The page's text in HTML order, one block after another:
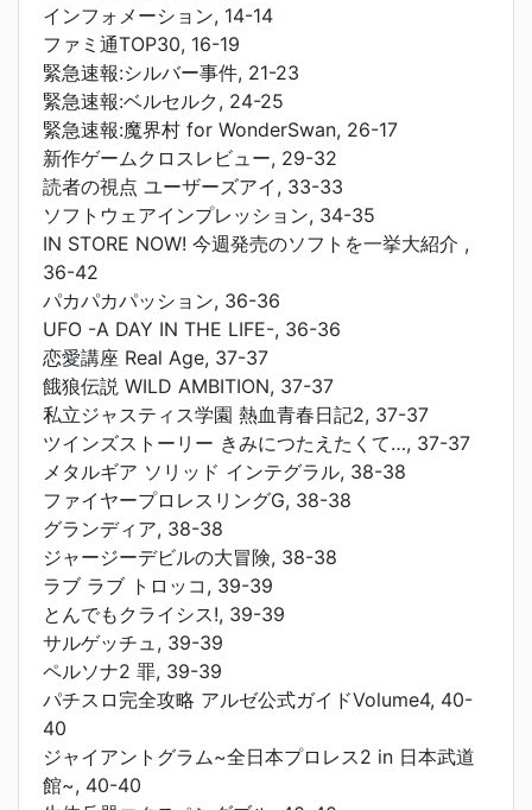
インフォメーション, 14-14
ファミ通TOP30, 16-19
緊急速報:シルバー事件, 21-23
緊急速報:ベルセルク, 24-25
緊急速報:魔界村 for WonderSwan, 26-17
新作ゲームクロスレビュー, 29-32
読者の視点 ユーザーズアイ, 33-33
ソフトウェアインプレッション, 34-35
IN STORE NOW! 今週発売のソフトを一挙大紹介 ,
36-42
パカパカパッション, 36-36
UFO -A DAY IN THE LIFE-, 36-36
恋愛講座 Real Age, 37-37
餓狼伝説 WILD AMBITION, 37-37
私立ジャスティス学園 熱血青春日記2, 37-37
ツインズストーリー きみにつたえたくて…, 37-37
メタルギア ソリッド インテグラル, 38-38
ファイヤープロレスリングG, 38-38
グランディア, 38-38
ジャージーデビルの大冒険, 38-38
ラブ ラブ トロッコ, 39-39
とんでもクライシス!, 39-39
サルゲッチュ, 39-39
ペルソナ2 罪, 39-39
パチスロ完全攻略 アルゼ公式ガイドVolume4, 40-
40
ジャイアントグラム~全日本プロレス2 in 日本武道
館~, 40-40